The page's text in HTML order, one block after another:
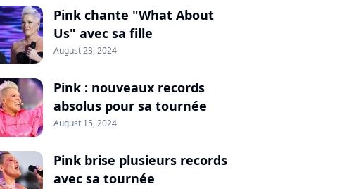
Pink chante "What About
Us" avec sa fille
August 23, 2024
Pink : nouveaux records
absolus pour sa tournée
August 15, 2024
Pink brise plusieurs records
avec sa tournée